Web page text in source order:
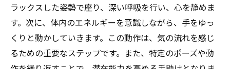
ラックスした姿勢で座り、深い呼吸を行い、心を静めま
す。次に、体内のエネルギーを意識しながら、手をゆっ
くりと動かしていきます。この動作は、気の流れを感じ
るための重要なステップです。また、特定のポーズや動